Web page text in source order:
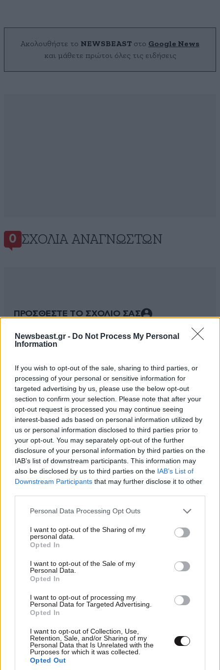
Newsbeast.gr - Do Not Process My Personal
Information
If you wish to opt-out of the sale, sharing to third parties, or
processing of your personal or sensitive information for
targeted advertising by us, please use the below opt-out
section to confirm your selection. Please note that after your
opt-out request is processed you may continue seeing
interest-based ads based on personal information utilized by
us or personal information disclosed to third parties prior to
your opt-out. You may separately opt-out of the further
disclosure of your personal information by third parties on the
IAB’s list of downstream participants. This information may
also be disclosed by us to third parties on the IAB’s List of
Downstream Participants that may further disclose it to other
Please note that this website/app uses one or more Google
not limited to your visit or usage behaviour. You may click to
grant or deny consent to Google and its third-party tags to
use your data for below specified purposes in below Google
consent section.
Personal Data Processing Opt Outs
I want to opt-out of the Sharing of my
personal data.
Opted In
I want to opt-out of the Sale of my
Personal Data.
Opted In
I want to opt-out of processing my
Personal Data for Targeted Advertising.
Opted In
I want to opt-out of Collection, Use,
Retention, Sale, and/or Sharing of my
Personal Data that Is Unrelated with the
Purposes for which it was collected.
Opted Out
Ακολουθήστε το NEWSBEAST στο Google News
και μάθετε πρώτοι όλες τις ειδήσεις
0 ΣΧΌΛΙΑ ΑΝΑΓΝΩΣΤΏΝ
ΠΡΟΣΘΕΣΤΕ ΤΟ ΣΧΟΛΙΟ ΣΑΣ
Xαρακτήρες: 0/1000
Διαβάστε και ακολουθήστε τους κανόνες σχολιασμού
ΠΡΟΣΘΗΚΗ
TRENDING